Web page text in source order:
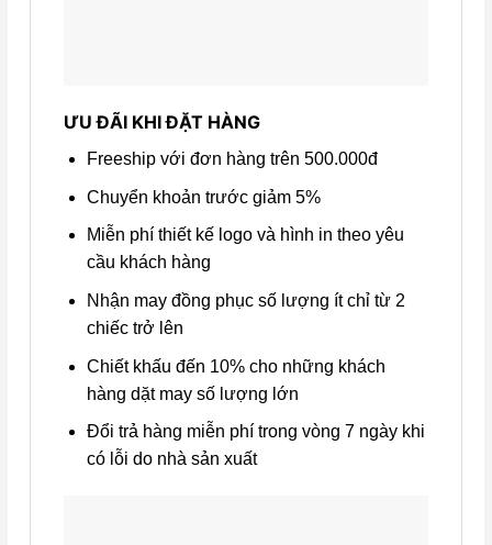
ƯU ĐÃI KHI ĐẶT HÀNG
Freeship với đơn hàng trên 500.000đ
Chuyển khoản trước giảm 5%
Miễn phí thiết kế logo và hình in theo yêu
cầu khách hàng
Nhận may đồng phục số lượng ít chỉ từ 2
chiếc trở lên
Chiết khấu đến 10% cho những khách
hàng dặt may số lượng lớn
Đổi trả hàng miễn phí trong vòng 7 ngày khi
có lỗi do nhà sản xuất